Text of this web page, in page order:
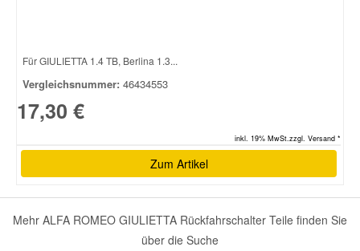
Für GIULIETTA 1.4 TB, Berlina 1.3...
Vergleichsnummer: 46434553
17,30 €
inkl. 19% MwSt.zzgl. Versand *
Zum Artikel
Mehr ALFA ROMEO GIULIETTA Rückfahrschalter Teile finden Sie
über die Suche